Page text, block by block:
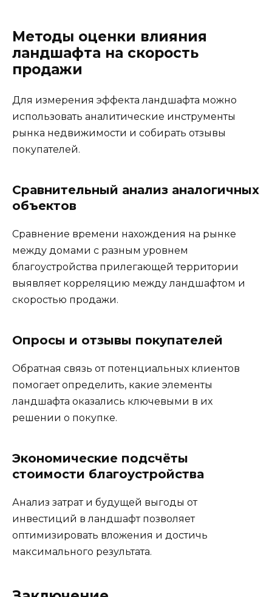
Методы оценки влияния
ландшафта на скорость
продажи
Для измерения эффекта ландшафта можно
использовать аналитические инструменты
рынка недвижимости и собирать отзывы
покупателей.
Сравнительный анализ аналогичных
объектов
Сравнение времени нахождения на рынке
между домами с разным уровнем
благоустройства прилегающей территории
выявляет корреляцию между ландшафтом и
скоростью продажи.
Опросы и отзывы покупателей
Обратная связь от потенциальных клиентов
помогает определить, какие элементы
ландшафта оказались ключевыми в их
решении о покупке.
Экономические подсчёты
стоимости благоустройства
Анализ затрат и будущей выгоды от
инвестиций в ландшафт позволяет
оптимизировать вложения и достичь
максимального результата.